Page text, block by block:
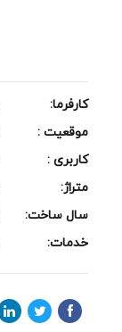
کارفرما:
موقعیت :
کاربری :
متراژ:
سال ساخت:
خدمات: